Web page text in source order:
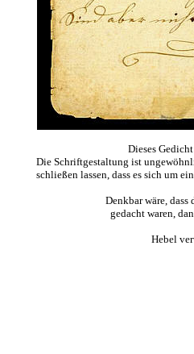
Dieses
Die Schriftgestaltung ist
schließen lassen, dass es sich um
Denkbar wäre,
gedacht waren,
Hebel